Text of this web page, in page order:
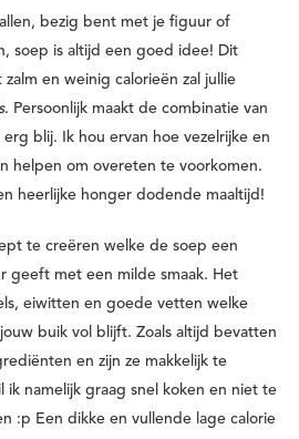
bezig bent met je figuur of
soep is altijd een goed idee! Dit
en weinig calorieën zal jullie
. Persoonlijk maakt de combinatie van
blij. Ik hou ervan hoe vezelrijke en
helpen om overeten te voorkomen.
heerlijke honger dodende maaltijd!
te creëren welke de soep een
geeft met een milde smaak. Het
eiwitten en goede vetten welke
buik vol blijft. Zoals altijd bevatten
en zijn ze makkelijk te
ik namelijk graag snel koken en niet te
:p Een dikke en vullende lage calorie